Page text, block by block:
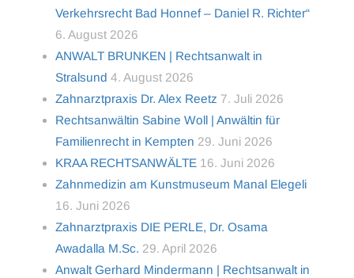
Verkehrsrecht Bad Honnef – Daniel R. Richter“
6. August 2026
ANWALT BRUNKEN | Rechtsanwalt in
Stralsund 4. August 2026
Zahnarztpraxis Dr. Alex Reetz 7. Juli 2026
Rechtsanwältin Sabine Woll | Anwältin für
Familienrecht in Kempten 29. Juni 2026
KRAA RECHTSANWÄLTE 16. Juni 2026
Zahnmedizin am Kunstmuseum Manal Elegeli
16. Juni 2026
Zahnarztpraxis DIE PERLE, Dr. Osama
Awadalla M.Sc. 29. April 2026
Anwalt Gerhard Mindermann | Rechtsanwalt in